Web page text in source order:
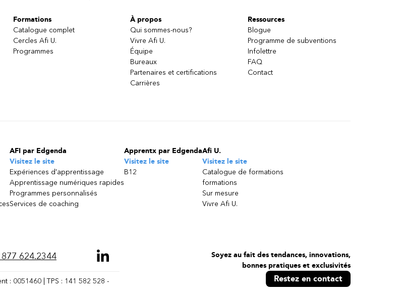
Formations
Catalogue complet
Cercles Afi U.
Programmes
À propos
Qui sommes-nous?
Vivre Afi U.
Équipe
Bureaux
Partenaires et certifications
Carrières
Ressources
Blogue
Programme de subventions
Infolettre
FAQ
Contact
AFI par Edgenda
Visitez le site
Expériences d'apprentissage
Apprentissage numériques rapides
Programmes personnalisés
Services de coaching
Apprentx par Edgenda
Visitez le site
B12
Afi U.
Visitez le site
Catalogue de formations
formations
Sur mesure
Vivre Afi U.
877 624.2344
: 0051460 | TPS : 141 582 528 -
Soyez au fait des tendances, innovations,
bonnes pratiques et exclusivités
Restez en contact